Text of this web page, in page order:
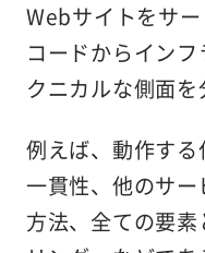
Webサイトをサー
コードからイン
クニカルな側面を
例えば、動作す
一貫性、他のサ
方法、全ての要